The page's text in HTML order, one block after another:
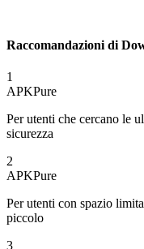
Raccomandazioni di
1
APKPure
Per utenti che cercano le
sicurezza
2
APKPure
Per utenti con spazio
piccolo
3